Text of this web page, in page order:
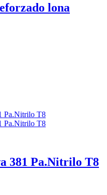
lona
381 Pa.Nitrilo T8